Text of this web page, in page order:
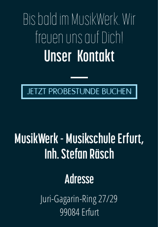
Bis bald im MusikWerk. Wir
freuen uns auf Dich!
Unser Kontakt
JETZT PROBESTUNDE BUCHEN
MusikWerk - Musikschule Erfurt,
Inh. Stefan Räsch
Adresse
Juri-Gagarin-Ring 27/29
99084 Erfurt